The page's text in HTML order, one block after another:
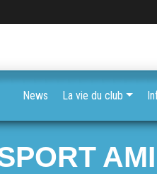
News La vie du club